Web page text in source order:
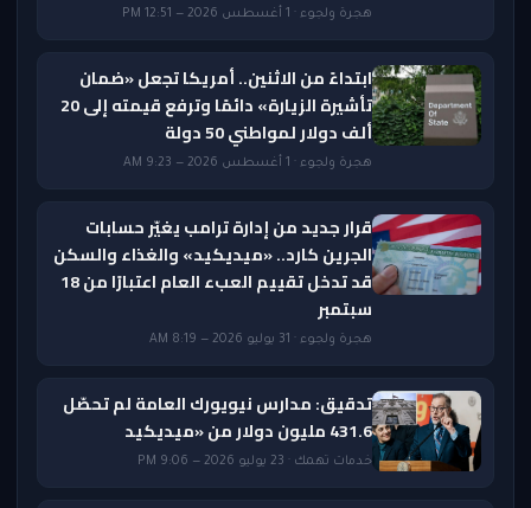
هجرة ولجوء · 1 أغسطس 2026 — 12:51 PM
ابتداءً من الاثنين.. أمريكا تجعل «ضمان
تأشيرة الزيارة» دائمًا وترفع قيمته إلى 20
ألف دولار لمواطني 50 دولة
هجرة ولجوء · 1 أغسطس 2026 — 9:23 AM
قرار جديد من إدارة ترامب يغيّر حسابات
الجرين كارد.. «ميديكيد» والغذاء والسكن
قد تدخل تقييم العبء العام اعتبارًا من 18
سبتمبر
هجرة ولجوء · 31 يوليو 2026 — 8:19 AM
تدقيق: مدارس نيويورك العامة لم تحصّل
431.6 مليون دولار من «ميديكيد
خدمات تهمك · 23 يوليو 2026 — 9:06 PM